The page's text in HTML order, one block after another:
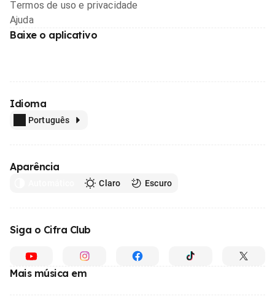
Termos de uso e privacidade
Ajuda
Baixe o aplicativo
Idioma
Português
Aparência
Claro Escuro
Siga o Cifra Club
Mais música em